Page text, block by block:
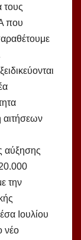
τους
που
αύξησης
την
Ιουλίου
νέο